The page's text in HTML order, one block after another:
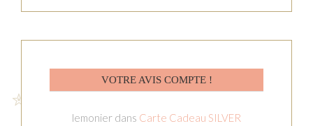
VOTRE AVIS COMPTE !
lemonier dans Carte Cadeau SILVER